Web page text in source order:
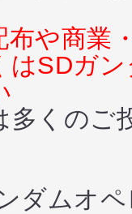
や商業
はSDガ
多くのご
ンダムオ